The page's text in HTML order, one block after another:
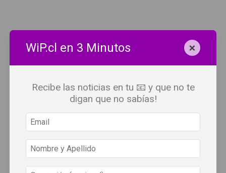
WiP.cl en 3 Minutos ×
Recibe las noticias en tu 📧 y que no te
digan que no sabías!